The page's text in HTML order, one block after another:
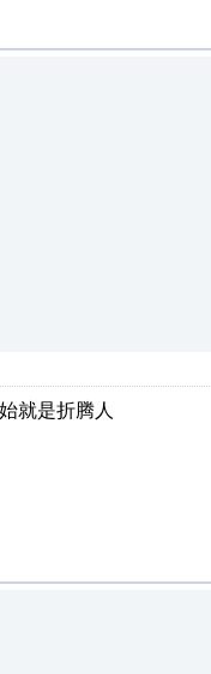
就是折腾人